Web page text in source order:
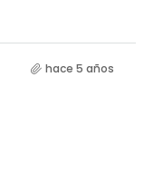
hace 5 años